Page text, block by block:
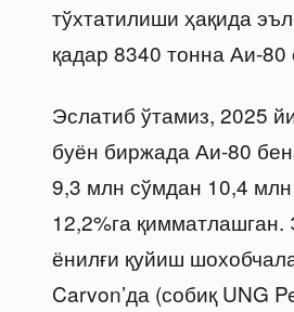
тўхтатилиши ҳақида
қадар 8340 тонна Аи-80
Эслатиб ўтамиз, 2025
буён биржада Аи-80
9,3 млн сўмдан 10,4 млн
12,2%га қимматлашган.
ёнилғи қуйиш
Carvon’да (собиқ UNG